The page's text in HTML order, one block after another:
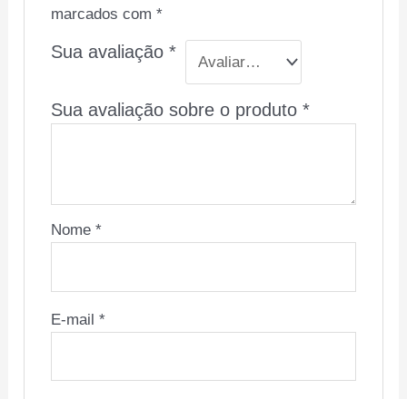
marcados com *
Sua avaliação *
Sua avaliação sobre o produto *
Nome *
E-mail *